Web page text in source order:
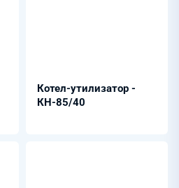
Котел-утилизатор -
КН-85/40